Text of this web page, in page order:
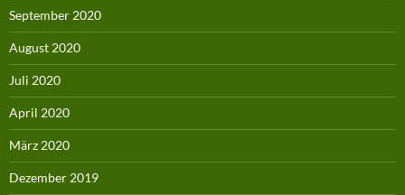
September 2020
August 2020
Juli 2020
April 2020
März 2020
Dezember 2019